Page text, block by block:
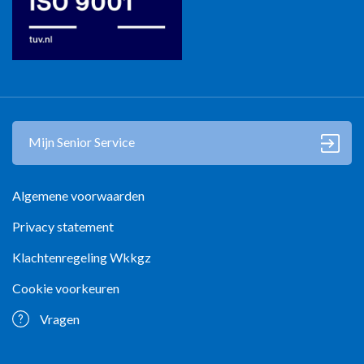
Algemene voorwaarden
Privacy statement
Klachtenregeling Wkkgz
Cookie voorkeuren
Vragen
Mijn Senior Service